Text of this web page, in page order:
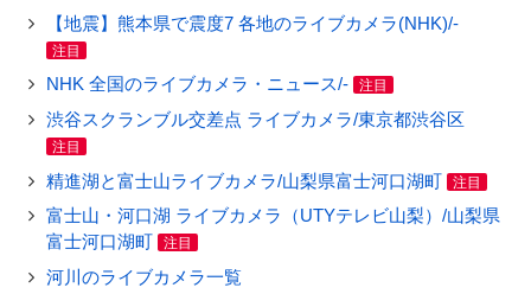
【地震】熊本県で震度7 各地のライブカメラ(NHK)/-
注目
NHK 全国のライブカメラ・ニュース/- 注目
渋谷スクランブル交差点 ライブカメラ/東京都渋谷区
注目
精進湖と富士山ライブカメラ/山梨県富士河口湖町 注目
富士山・河口湖 ライブカメラ（UTYテレビ山梨）/山梨県
富士河口湖町
注目
河川のライブカメラ一覧